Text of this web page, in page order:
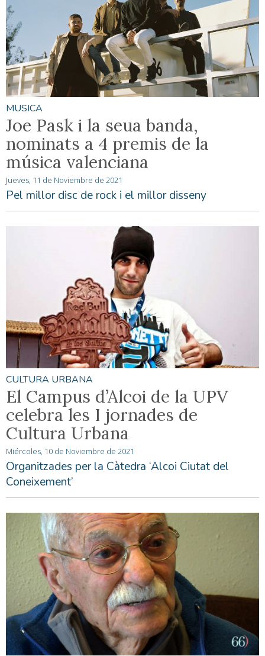
MUSICA
Joe Pask i la seua banda,
nominats a 4 premis de la
música valenciana
Jueves, 11 de Noviembre de 2021
Pel millor disc de rock i el millor disseny
CULTURA URBANA
El Campus d’Alcoi de la UPV
celebra les I jornades de
Cultura Urbana
Miércoles, 10 de Noviembre de 2021
Organitzades per la Càtedra ‘Alcoi Ciutat del
Coneixement’